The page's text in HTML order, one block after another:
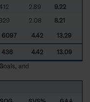
2.89
9.22
329 2.08 8.21
6097 4.42 13.29
436 4.42
13.09
Goals, and